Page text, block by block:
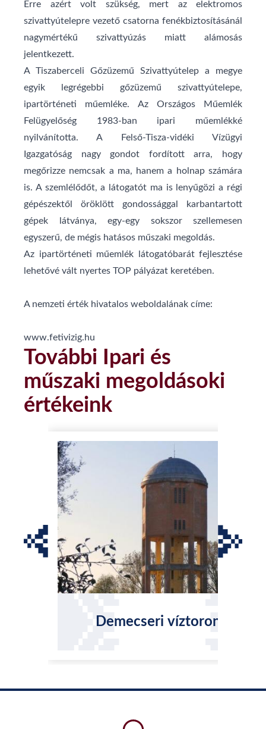
Erre azért volt szükség, mert az elektromos
szivattyútelepre vezető csatorna fenékbiztosításánál
nagymértékű szivattyúzás miatt alámosás
jelentkezett.
A Tiszaberceli Gőzüzemű Szivattyútelep a megye
egyik legrégebbi gőzüzemű szivattyútelepe,
ipartörténeti műemléke. Az Országos Műemlék
Felügyelőség 1983-ban ipari műemlékké
nyilvánította. A Felső-Tisza-vidéki Vízügyi
Igazgatóság nagy gondot fordított arra, hogy
megőrizze nemcsak a ma, hanem a holnap számára
is. A szemlélődőt, a látogatót ma is lenyűgözi a régi
gépészektől öröklött gondossággal karbantartott
gépek látványa, egy-egy sokszor szellemesen
egyszerű, de mégis hatásos műszaki megoldás.
Az ipartörténeti műemlék látogatóbarát fejlesztése
lehetővé vált nyertes TOP pályázat keretében.
A nemzeti érték hivatalos weboldalának címe:
www.fetivizig.hu
További Ipari és
műszaki megoldásoki
értékeink
Demecseri víztorony